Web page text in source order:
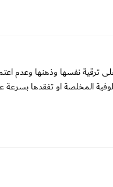
ترقية نفسها وذهنها وعدم
المخلصة او تفقدها بسرعة